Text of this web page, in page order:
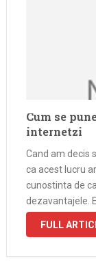
Cum se
internetzi
Cand am decis
ca acest lucru
cunostinta de
dezavantajele.
cei mai tineri
FULL